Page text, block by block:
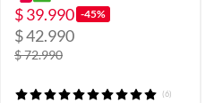
$ 39.990 -45%
$ 42.990
$ 72.990
(6)